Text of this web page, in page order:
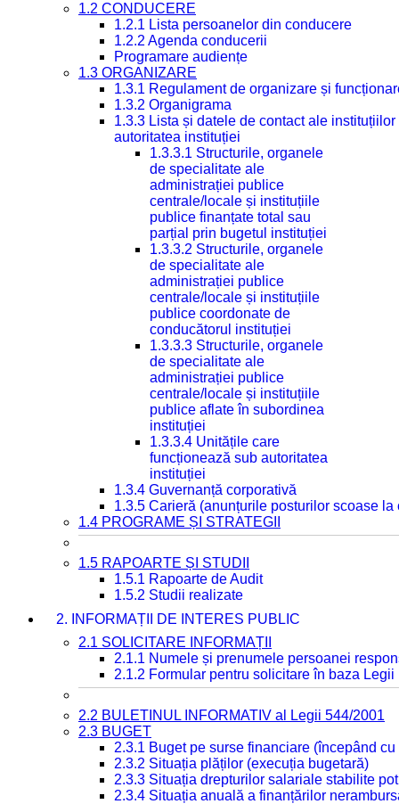
1.2 CONDUCERE
1.2.1 Lista persoanelor din conducere
1.2.2 Agenda conducerii
Programare audiențe
1.3 ORGANIZARE
1.3.1 Regulament de organizare și
1.3.2 Organigrama
1.3.3 Lista și datele de contact ale
autoritatea instituției
1.3.3.1 Structurile, organele
de specialitate ale
administrației publice
centrale/locale și instituțiile
publice finanțate total sau
parțial prin bugetul instituției
1.3.3.2 Structurile, organele
de specialitate ale
administrației publice
centrale/locale și instituțiile
publice coordonate de
conducătorul instituției
1.3.3.3 Structurile, organele
de specialitate ale
administrației publice
centrale/locale și instituțiile
publice aflate în subordinea
instituției
1.3.3.4 Unitățile care
funcționează sub autoritatea
instituției
1.3.4 Guvernanță corporativă
1.3.5 Carieră (anunțurile posturilor scoase la
1.4 PROGRAME ȘI STRATEGII
1.5 RAPOARTE ȘI STUDII
1.5.1 Rapoarte de Audit
1.5.2 Studii realizate
2. INFORMAȚII DE INTERES PUBLIC
2.1 SOLICITARE INFORMAȚII
2.1.1 Numele și prenumele persoanei
2.1.2 Formular pentru solicitare în baza Legii
2.2 BULETINUL INFORMATIV al Legii 544/2001
2.3 BUGET
2.3.1 Buget pe surse financiare (începând
2.3.2 Situația plăților (execuția bugetară)
2.3.3 Situația drepturilor salariale stabilite
2.3.4 Situația anuală a finanțărilor